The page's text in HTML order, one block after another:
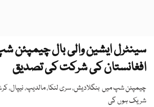
سینٹرل ایشین والی بال چیمپئن
افغانستان کی شرکت کی تصدیق
چیمپئن شپ میں بنگلادیش، سری لنکا، مالدیپ، نیپال،
شریک ہوں گی